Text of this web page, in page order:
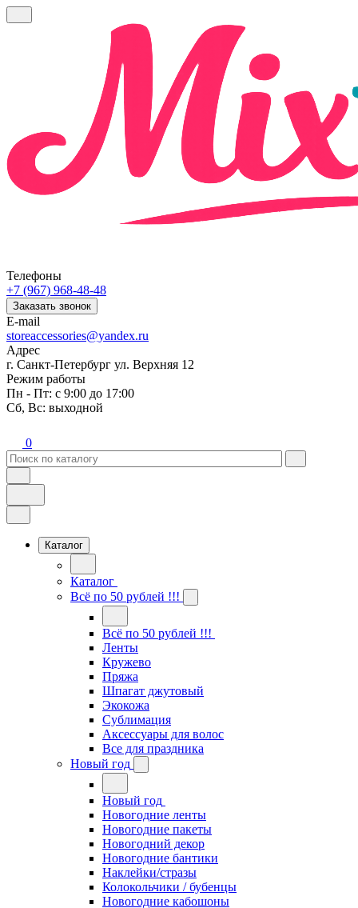
Телефоны
+7 (967) 968-48-48
Заказать звонок
E-mail
storeaccessories@yandex.ru
Адрес
г. Санкт-Петербург ул. Верхняя 12
Режим работы
Пн - Пт: с 9:00 до 17:00
Сб, Вс: выходной
0
Каталог
Каталог
Всё по 50 рублей !!!
Всё по 50 рублей !!!
Ленты
Кружево
Пряжа
Шпагат джутовый
Экокожа
Сублимация
Аксессуары для волос
Все для праздника
Новый год
Новый год
Новогодние ленты
Новогодние пакеты
Новогодний декор
Новогодние бантики
Наклейки/стразы
Колокольчики / бубенцы
Новогодние кабошоны